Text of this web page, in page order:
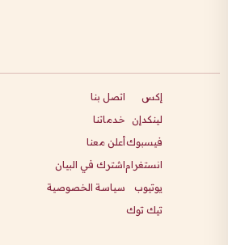
إكس
لينكدإن
فيسبوك
انستغرام
يوتيوب
تيك توك
اتصل بنا
خدماتنا
أعلن معنا
اشترك في البيان
سياسة الخصوصية